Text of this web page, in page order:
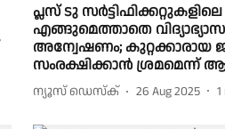
പ്ലസ് ടു
എങ്ങുമെത്താതെ
അന്വേഷണം; കുറ്റക്കാരായ
സംരക്ഷിക്കാൻ ശ്രമമെന്ന്
ന്യൂസ് ഡെസ്ക് 26 Aug 2025 1